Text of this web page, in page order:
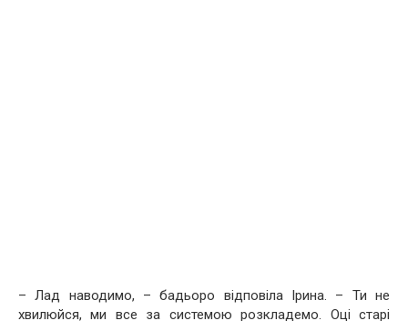
– Лад наводимо, – бадьоро відповіла Ірина. – Ти не
хвилюйся, ми все за системою розкладемо. Оці старі